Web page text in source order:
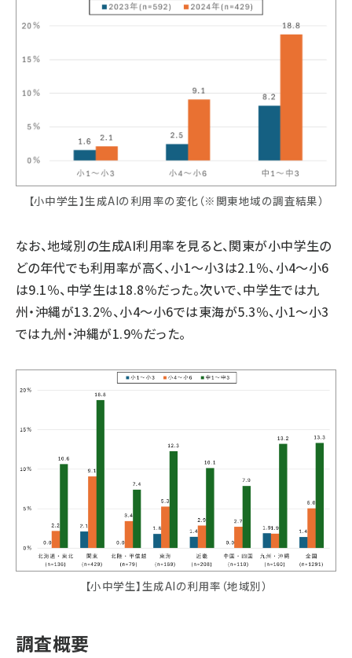
【小中学生】生成AIの利用率の変化（※関東地域の調査結果）
なお、地域別の生成AI利用率を見ると、関東が小中学生の
どの年代でも利用率が高く、小1～小3は2.1％、小4～小6
は9.1％、中学生は18.8％だった。次いで、中学生では九
州・沖縄が13.2％、小4～小6では東海が5.3％、小1～小3
では九州・沖縄が1.9％だった。
【小中学生】生成AIの利用率（地域別）
調査概要